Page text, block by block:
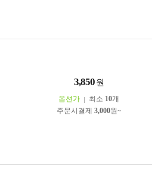
3,850 원
옵션가 최소 10개
주문시결제 3,000원~